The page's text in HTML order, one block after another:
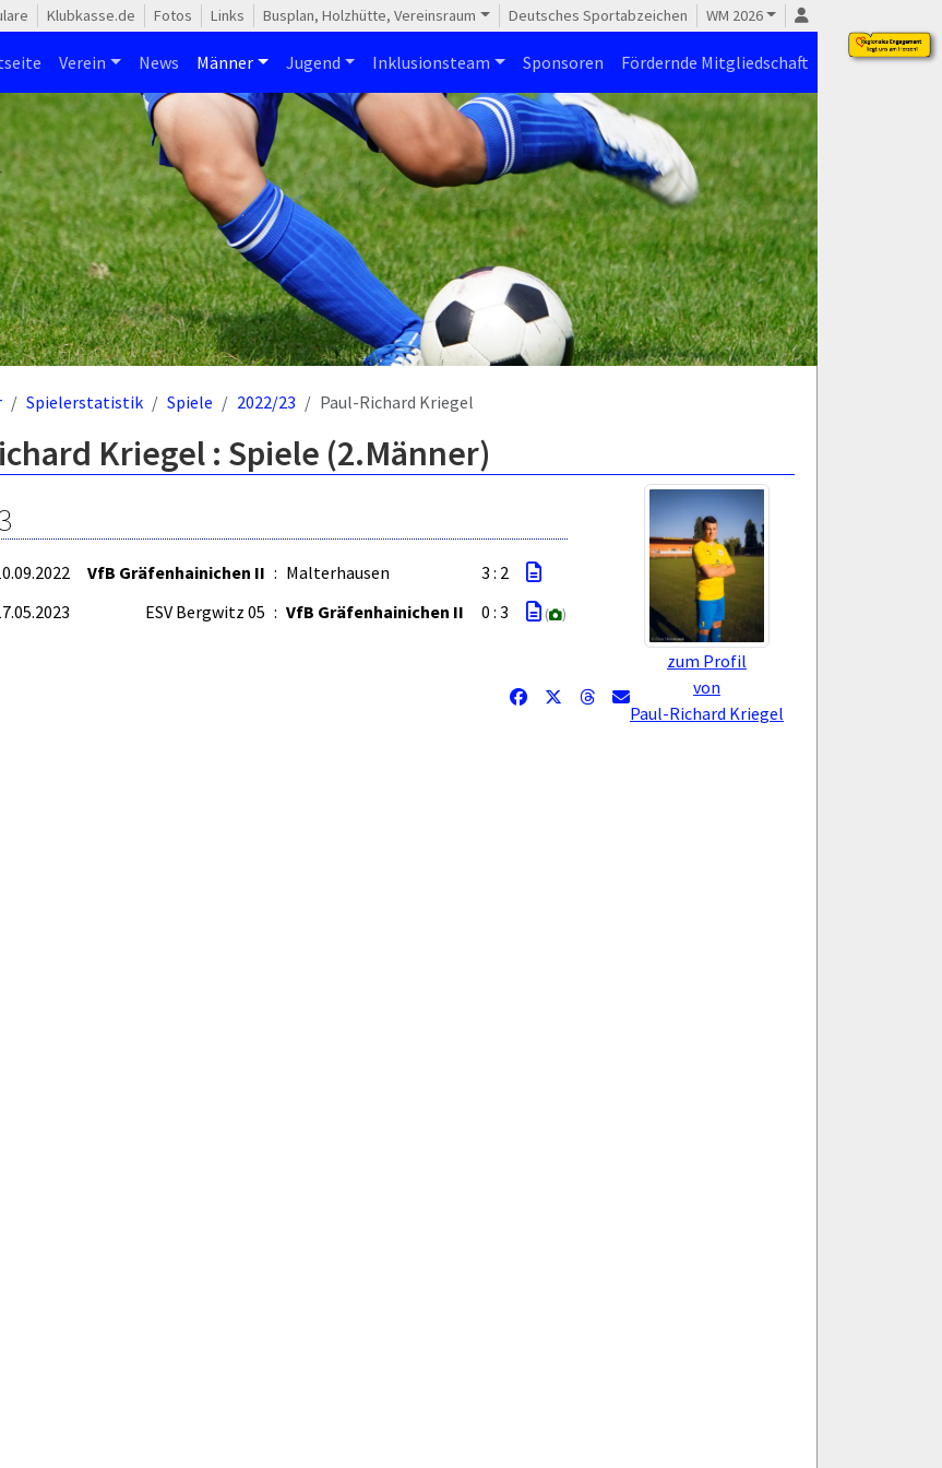
Klubkasse.de Fotos Links Busplan, Holzhütte, Vereinsraum Deutsches Sportabzeichen WM 2026
Verein News Männer Jugend Inklusionsteam Sponsoren Fördernde Mitgliedschaft
Spielerstatistik Spiele 2022/23 Paul-Richard Kriegel
Kriegel : Spiele (2.Männer)
zum Profil
von
Paul-Richard Kriegel
VfB Gräfenhainichen II : Malterhausen
3 : 2
ESV Bergwitz 05 : VfB Gräfenhainichen II 0 : 3 ( )